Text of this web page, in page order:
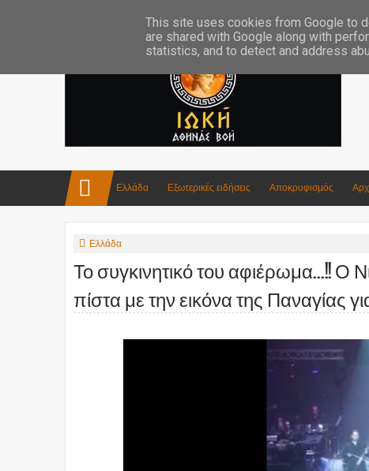
Ελλάδα Εξωτερικές ειδήσεις Αποκρυφισμός
Ελλάδα
Το συγκινητικό του αφιέρωμα...!! Ο
πίστα με την εικόνα της Παναγίας
This site uses cookies from Google to
are shared with Google along with
statistics, and to detect and address